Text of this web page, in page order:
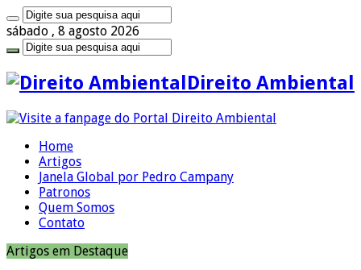
sábado , 8 agosto 2026
Direito Ambiental
Home
Artigos
Janela Global por Pedro Campany
Patronos
Quem Somos
Contato
Artigos em Destaque